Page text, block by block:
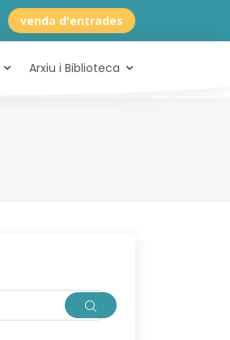
venda d'entrades
Arxiu i Biblioteca